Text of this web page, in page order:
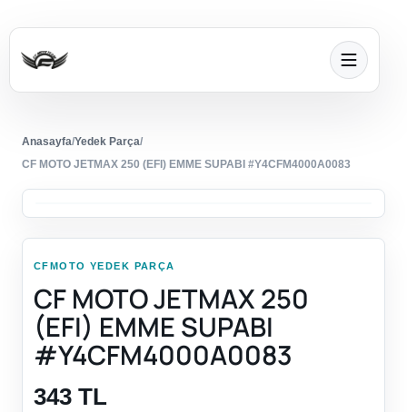
Anasayfa/Yedek Parça/
CF MOTO JETMAX 250 (EFI) EMME SUPABI #Y4CFM4000A0083
CFMOTO YEDEK PARÇA
CF MOTO JETMAX 250
(EFI) EMME SUPABI
#Y4CFM4000A0083
343 TL